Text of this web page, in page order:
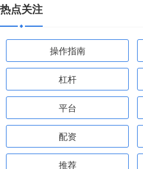
热点关注
操作指南
杠杆
平台
配资
推荐